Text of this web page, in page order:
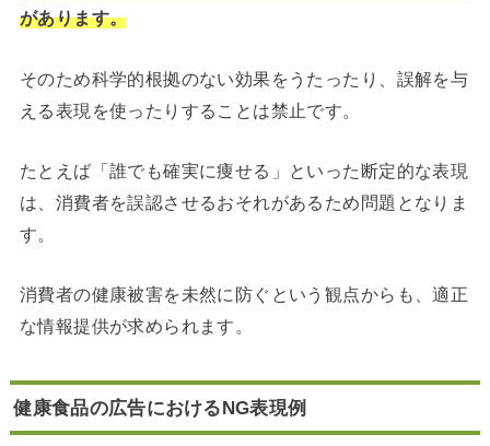
があります。
そのため科学的根拠のない効果をうたったり、誤解を与
える表現を使ったりすることは禁止です。
たとえば「誰でも確実に痩せる」といった断定的な表現
は、消費者を誤認させるおそれがあるため問題となりま
す。
消費者の健康被害を未然に防ぐという観点からも、適正
な情報提供が求められます。
健康食品の広告におけるNG表現例